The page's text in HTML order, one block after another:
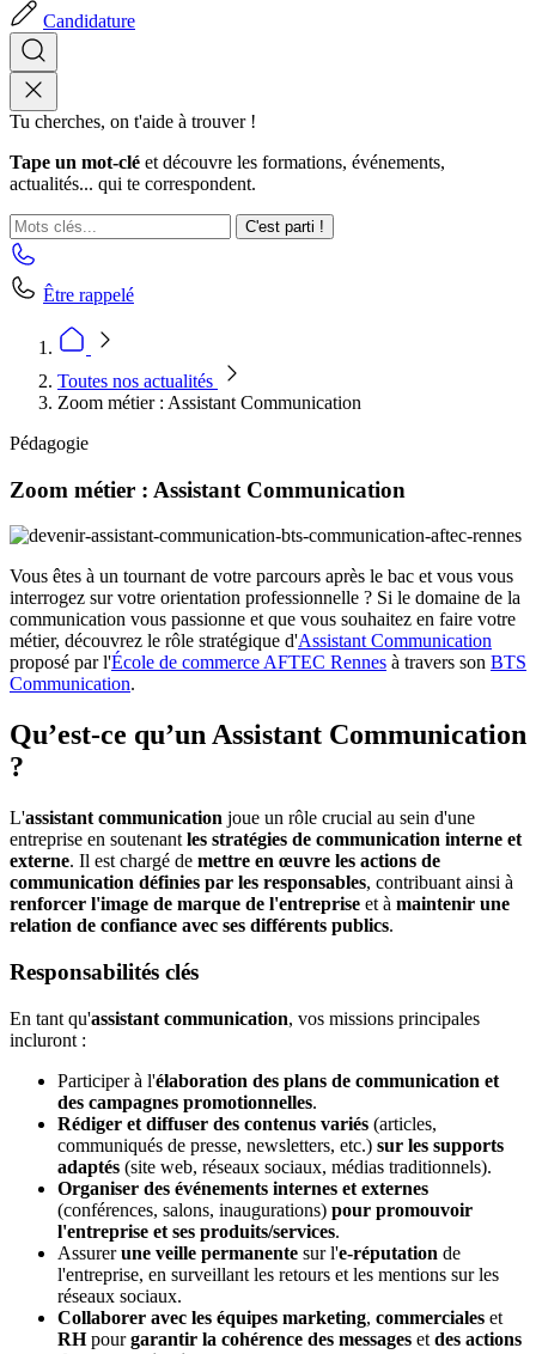
Candidature
Tu cherches, on t'aide à trouver !
Tape un mot-clé et découvre les formations, événements,
actualités... qui te correspondent.
C'est parti !
Être rappelé
Toutes nos actualités
Zoom métier : Assistant Communication
Pédagogie
Zoom métier : Assistant Communication
Vous êtes à un tournant de votre parcours après le bac et vous vous
interrogez sur votre orientation professionnelle ? Si le domaine de la
communication vous passionne et que vous souhaitez en faire votre
métier, découvrez le rôle stratégique d'Assistant Communication
proposé par l'École de commerce AFTEC Rennes à travers son BTS
Communication.
Qu’est-ce qu’un Assistant Communication
?
L'assistant communication joue un rôle crucial au sein d'une
entreprise en soutenant les stratégies de communication interne et
externe. Il est chargé de mettre en œuvre les actions de
communication définies par les responsables, contribuant ainsi à
renforcer l'image de marque de l'entreprise et à maintenir une
relation de confiance avec ses différents publics.
Responsabilités clés
En tant qu'assistant communication, vos missions principales
incluront :
Participer à l'élaboration des plans de communication et
des campagnes promotionnelles.
Rédiger et diffuser des contenus variés (articles,
communiqués de presse, newsletters, etc.) sur les supports
adaptés (site web, réseaux sociaux, médias traditionnels).
Organiser des événements internes et externes
(conférences, salons, inaugurations) pour promouvoir
l'entreprise et ses produits/services.
Assurerune veille permanente sur l'e-réputation de
l'entreprise, en surveillant les retours et les mentions sur les
réseaux sociaux.
Collaborer avec les équipes marketing, commerciales et
RHpourgarantir la cohérence des messages et des actions